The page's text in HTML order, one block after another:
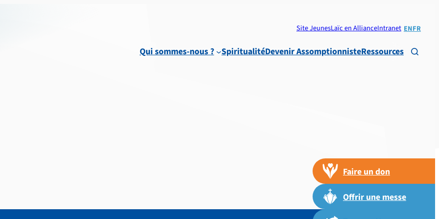
Site JeunesLaïc en AllianceIntranet ENFR
Qui sommes-nous ? SpiritualitéDevenir AssomptionnisteRessources 
Faire un don
Offrir une messe